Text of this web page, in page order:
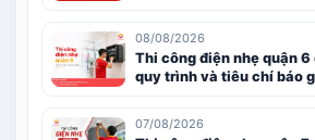
08/08/2026
Thi công điện nhẹ quận 6
quy trình và tiêu chí báo
07/08/2026